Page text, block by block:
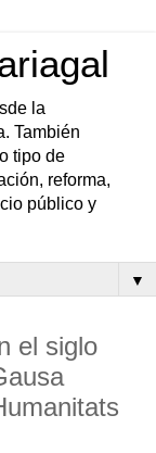
la
También
tipo de
reforma,
público y
▼
el siglo